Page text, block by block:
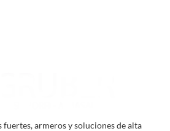
fuertes, armeros y soluciones de alta